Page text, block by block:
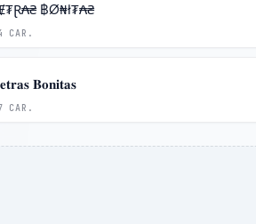
CAR.
฿Ø₦ł₮₳₴
CAR.
𝐁𝐨𝐧𝐢𝐭𝐚𝐬